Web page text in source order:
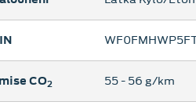
CO2 55 ‐ 56 g/km